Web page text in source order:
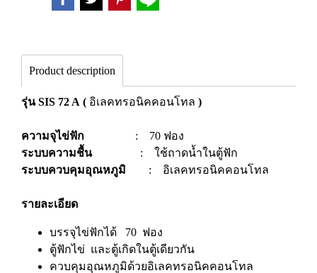
Product description
รุ่น SIS 72 A ( อิเลคทรอนิคคอนโทล )
ความจุไข่ฟัก : 70 ฟอง
ระบบความชื้น: ใช้ถาดน้ำในตู้ฟัก
ระบบควบคุมอุณหภูมิ
: อิเลคทรอนิคคอนโทล
รายละเอียด
บรรจุไข่ฟักได้ 70 ฟอง
ตู้ฟักไข่ และตู้เกิดในตู้เดียวกัน
ควบคุมอุณหภูมิด้วยอิเลคทรอนิคคอนโทล